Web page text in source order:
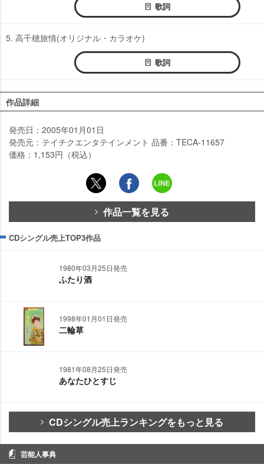
歌詞
5. 高千穂旅情(オリジナル・カラオケ)
歌詞
作品詳細
発売日：2005年01月01日
発売元：テイチクエンタテインメント 品番：TECA-11657
価格：1,153円（税込）
作品一覧を見る
CDシングル売上TOP3作品
1980年03月25日発売
ふたり酒
1998年01月01日発売
二輪草
1981年08月25日発売
あなたひとすじ
CDシングル売上ランキングをもっと見る
芸能人事典